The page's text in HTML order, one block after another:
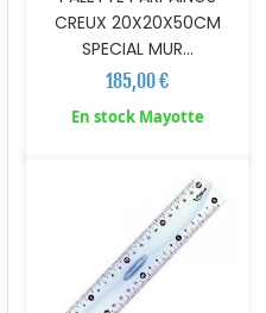
CREUX 20X20X50CM
SPECIAL MUR...
185,00 €
En stock Mayotte